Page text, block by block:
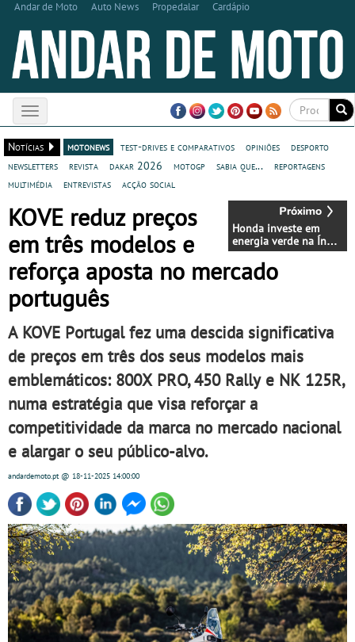
Andar de Moto Auto News Propedalar Cardápio
Toggle
navigation
Notícias
motonews test-drives e comparativos opiniões
desporto
newsletters
revista dakar 2026 motogp sabia que...
reportagens
multimédia
entrevistas acção social
Honda investe em
energia verde na Índia
para revolucionar
mobilidade elétrica
KOVE reduz preços
em três modelos e
reforça aposta no mercado
português
A KOVE Portugal fez uma descida significativa
de preços em três dos seus modelos mais
emblemáticos: 800X PRO, 450 Rally e NK 125R,
numa estratégia que visa reforçar a
competitividade da marca no mercado nacional
e alargar o seu público-alvo.
andardemoto.pt@ 18-11-2025 14:00:00